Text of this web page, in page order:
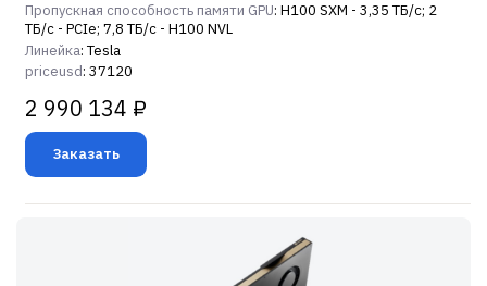
Пропускная способность памяти GPU: Н100 SXM - 3,35 ТБ/с; 2
ТБ/с - PCIe; 7,8 ТБ/с - Н100 NVL
Линейка: Tesla
priceusd: 37120
2 990 134 ₽
Заказать